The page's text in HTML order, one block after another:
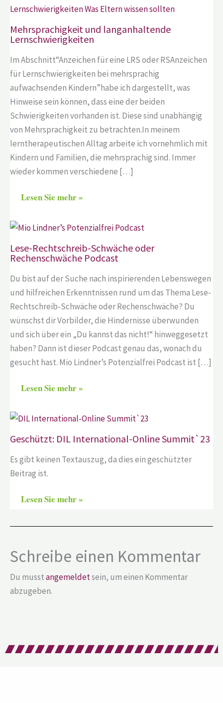
Mehrsprachigkeit und langanhaltende
Lernschwierigkeiten
Im Abschnitt“Anzeichen für eine LRS oder RSAnzeichen
für Lernschwierigkeiten bei mehrsprachig
aufwachsenden Kindern”habe ich dargestellt, was
Hinweise sein können, dass eine der beiden
Schwierigkeiten vorhanden ist. Diese sind unabhängig
von Mehrsprachigkeit zu betrachten.In meinem
lerntherapeutischen Alltag arbeite ich vornehmlich mit
Kindern und Familien, die mehrsprachig sind. Immer
wieder kommen verschiedene […]
Lesen Sie mehr »
Lese-Rechtschreib-Schwäche oder
Rechenschwäche Podcast
Du bist auf der Suche nach inspirierenden Lebenswegen
und hilfreichen Erkenntnissen rund um das Thema Lese-
Rechtschreib-Schwäche oder Rechenschwäche? Du
wünschst dir Vorbilder, die Hindernisse überwunden
und sich über ein „Du kannst das nicht!“ hinweggesetzt
haben? Dann ist dieser Podcast genau das, wonach du
gesucht hast. Mio Lindner’s Potenzialfrei Podcast ist […]
Lesen Sie mehr »
Geschützt: DIL International-Online Summit`23
Es gibt keinen Textauszug, da dies ein geschützter
Beitrag ist.
Lesen Sie mehr »
Schreibe einen Kommentar
Du musstangemeldetsein, um einen Kommentar
abzugeben.